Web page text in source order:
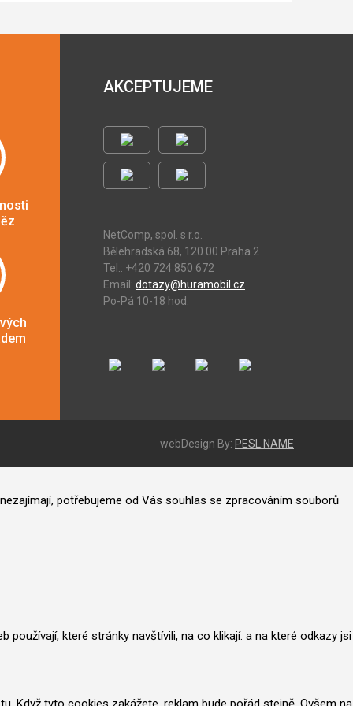
AKCEPTUJEME
NetComp, spol. s r.o.
Bělehradská 68, 120 00 Praha 2
Tel.: +420 724 850 672
Email: dotazy@huramobil.cz
Po-Pá 10-18 hod.
webDesign By: PESL.NAME
potřebujeme od Vás souhlas se zpracováním souborů
které stránky navštívili, na co klikají. a na které odkazy jsi